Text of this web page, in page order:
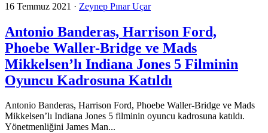
16 Temmuz 2021 · Zeynep Pınar Uçar
Antonio Banderas, Harrison Ford,
Phoebe Waller-Bridge ve Mads
Mikkelsen’lı Indiana Jones 5 Filminin
Oyuncu Kadrosuna Katıldı
Antonio Banderas, Harrison Ford, Phoebe Waller-Bridge ve Mads
Mikkelsen’lı Indiana Jones 5 filminin oyuncu kadrosuna katıldı.
Yönetmenliğini James Man...